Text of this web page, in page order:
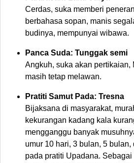
Cerdas, suka memberi
berbahasa sopan, manis
budinya, mempunyai wibawa.
Panca Suda: Tunggak semi
Angkuh, suka akan pertikaian,
masih tetap melawan.
Pratiti Samut Pada: Tresna
Bijaksana di masyarakat,
kekurangan kadang kala
mengganggu banyak
umur 10 hari, 3 bulan, 5 bulan,
pada pratiti Upadana.